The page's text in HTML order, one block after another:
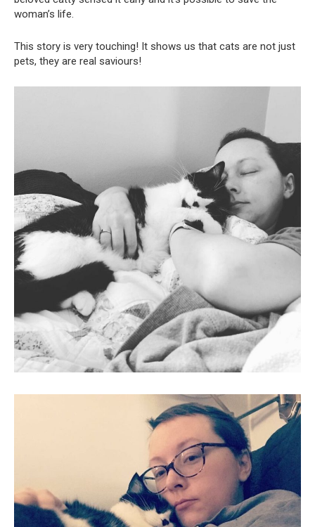
woman’s life.
This story is very touching! It shows us that cats are not just
pets, they are real saviours!